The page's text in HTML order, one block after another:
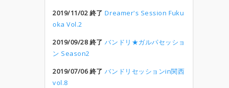
2019/11/02 終了 Dreamer's Session Fuku
oka Vol.2
2019/09/28 終了 バンドリ★ガルパセッショ
ン Season2
2019/07/06 終了 バンドリセッションin関西
vol.8